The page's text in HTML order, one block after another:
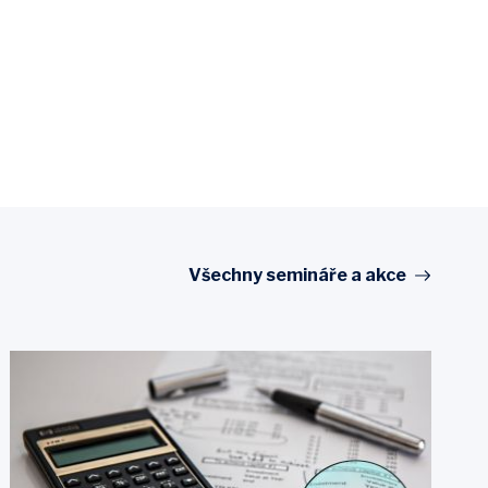
Všechny semináře a akce